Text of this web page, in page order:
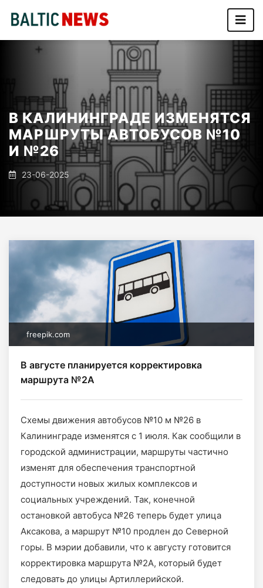
В КАЛИНИНГРАДЕ ИЗМЕНЯТСЯ
МАРШРУТЫ АВТОБУСОВ №10
И №26
23-06-2025
freepik.com
В августе планируется корректировка
маршрута №2А
Схемы движения автобусов №10 м №26 в
Калининграде изменятся с 1 июля. Как сообщили в
городской администрации, маршруты частично
изменят для обеспечения транспортной
доступности новых жилых комплексов и
социальных учреждений. Так, конечной
остановкой автобуса №26 теперь будет улица
Аксакова, а маршрут №10 продлен до Северной
горы. В мэрии добавили, что к августу готовится
корректировка маршрута №2А, который будет
следовать до улицы Артиллерийской.